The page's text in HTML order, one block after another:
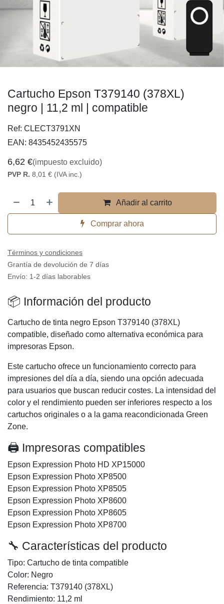
Cartucho Epson T379140 (378XL)
negro | 11,2 ml | compatible
Ref: CLECT3791XN
EAN: 8435452435575
6,62 €(impuesto excluido)
PVP R. 8,01 € (IVA inc.)
Añadir al carrito
Comprar ahora
Términos y condiciones
Grantía de devolución de 7 días
Envío: 1-2 días laborables
📦 Información del producto
Cartucho de tinta negro Epson T379140 (378XL)
compatible, diseñado como alternativa económica para
impresoras Epson.
Este cartucho ofrece un funcionamiento correcto para
impresiones del día a día, siendo una opción adecuada
para usuarios que buscan reducir costes. La intensidad del
color y el rendimiento pueden ser inferiores respecto a los
cartuchos originales o a la gama reacondicionada Green
Zone.
🖨️ Impresoras compatibles
Epson Expression Photo HD XP15000
Epson Expression Photo XP8500
Epson Expression Photo XP8505
Epson Expression Photo XP8600
Epson Expression Photo XP8605
Epson Expression Photo XP8700
🔧 Características del producto
Tipo: Cartucho de tinta compatible
Color: Negro
Referencia: T379140 (378XL)
Rendimiento: 11,2 ml